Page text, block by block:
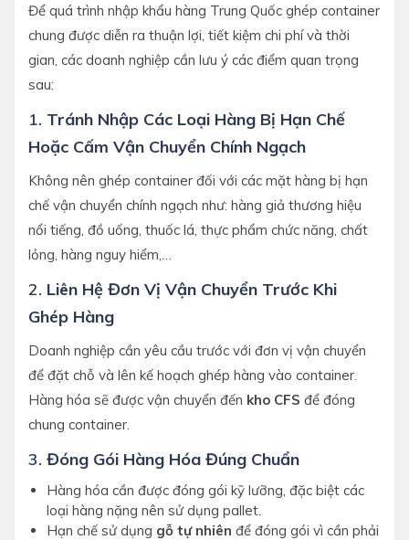
Để quá trình nhập khẩu hàng Trung Quốc ghép container
chung được diễn ra thuận lợi, tiết kiệm chi phí và thời
gian, các doanh nghiệp cần lưu ý các điểm quan trọng
sau:
1. Tránh Nhập Các Loại Hàng Bị Hạn Chế
Hoặc Cấm Vận Chuyển Chính Ngạch
Không nên ghép container đối với các mặt hàng bị hạn
chế vận chuyển chính ngạch như: hàng giả thương hiệu
nổi tiếng, đồ uống, thuốc lá, thực phẩm chức năng, chất
lỏng, hàng nguy hiểm,…
2. Liên Hệ Đơn Vị Vận Chuyển Trước Khi
Ghép Hàng
Doanh nghiệp cần yêu cầu trước với đơn vị vận chuyển
để đặt chỗ và lên kế hoạch ghép hàng vào container.
Hàng hóa sẽ được vận chuyển đến kho CFS để đóng
chung container.
3. Đóng Gói Hàng Hóa Đúng Chuẩn
Hàng hóa cần được đóng gói kỹ lưỡng, đặc biệt các
loại hàng nặng nên sử dụng pallet.
Hạn chế sử dụng gỗ tự nhiên để đóng gói vì cần phải